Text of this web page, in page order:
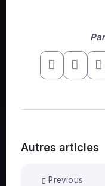
Autres articles
Previous